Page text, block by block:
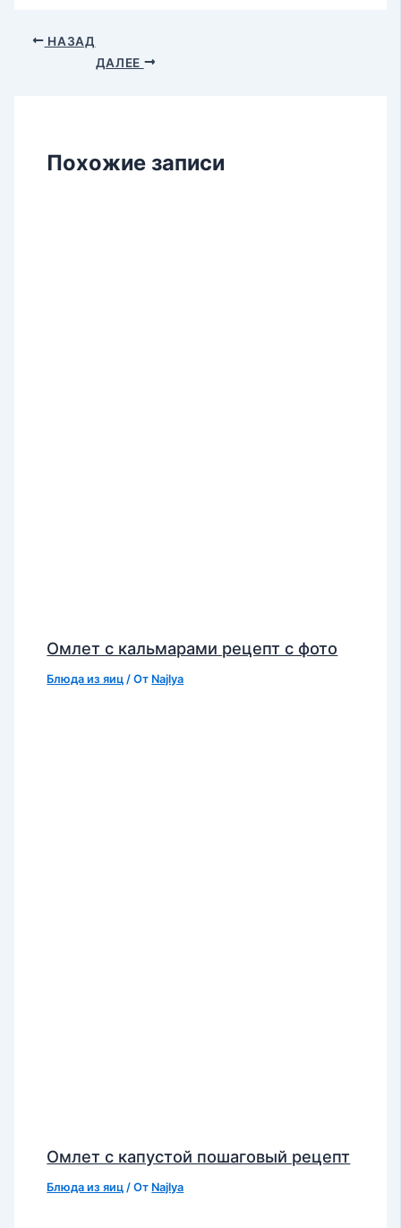
НАЗАД
ДАЛЕЕ
Похожие записи
Омлет с кальмарами рецепт с фото
Блюда из яиц / От Najlya
Омлет с капустой пошаговый рецепт
Блюда из яиц / От Najlya